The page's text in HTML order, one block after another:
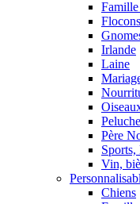
Irlande
Laine
Père
Vin,
Chiens